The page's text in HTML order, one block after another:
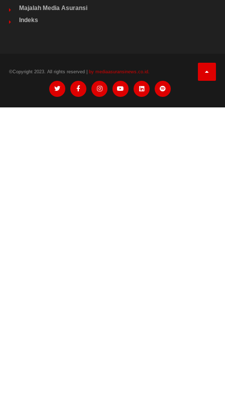
Majalah Media Asuransi
Indeks
©Copyright 2023. All rights reserved | by mediaasuransinews.co.id.